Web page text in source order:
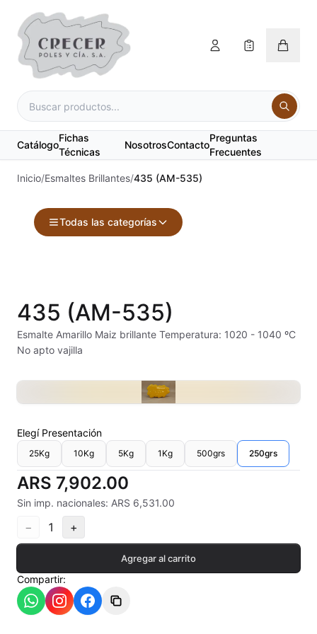
Catálogo
Fichas
Técnicas
NosotrosContacto
Preguntas
Frecuentes
Inicio/Esmaltes Brillantes/435 (AM-535)
Todas las categorías
Alambre Kanthal
Conos pirometricos Orton
Contramoldes
Crisoles refractarios
Engobes
Esmaltes Artisticos
435 (AM-535)
Esmalte Amarillo Maiz brillante Temperatura: 1020 - 1040 ºC
No apto vajilla
Elegí Presentación
25Kg 10Kg 5Kg 1Kg 500grs 250grs
ARS 7,902.00
Sin imp. nacionales: ARS 6,531.00
− 1 +
Agregar al carrito
Compartir: